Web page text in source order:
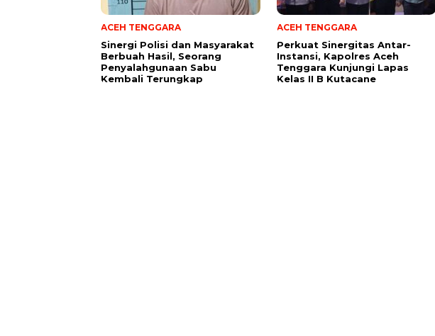
ACEH TENGGARA
Sinergi Polisi dan Masyarakat
Berbuah Hasil, Seorang
Penyalahgunaan Sabu
Kembali Terungkap
ACEH TENGGARA
Perkuat Sinergitas Antar-
Instansi, Kapolres Aceh
Tenggara Kunjungi Lapas
Kelas II B Kutacane